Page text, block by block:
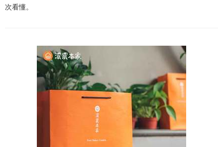
次看懂。